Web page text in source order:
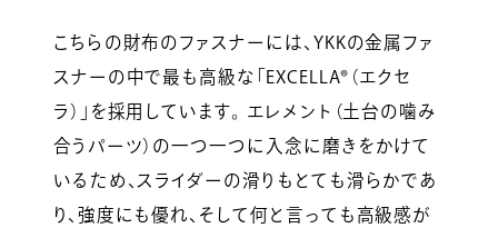
こちらの財布のファスナーには、YKKの金属ファ
スナーの中で最も高級な「EXCELLA®（エクセ
ラ）」を採用しています。 エレメント（土台の噛み
合うパーツ）の一つ一つに入念に磨きをかけて
いるため、スライダーの滑りもとても滑らかであ
り、強度にも優れ、そして何と言っても高級感が